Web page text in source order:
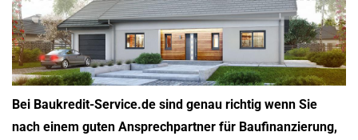
Bei Baukredit-Service.de sind genau richtig wenn Sie
nach einem guten Ansprechpartner für Baufinanzierung,